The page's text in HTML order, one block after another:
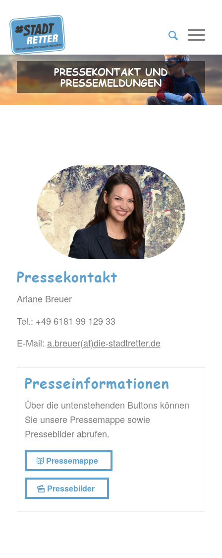
PRESSEKONTAKT UND
PRESSEMELDUNGEN
Pressekontakt
Ariane Breuer
Tel.: +49 6181 99 129 33
E-Mail: a.breuer(at)die-stadtretter.de
Presseinformationen
Über die untenstehenden Buttons können
Sie unsere Pressemappe sowie
Pressebilder abrufen.
Pressemappe
Pressebilder